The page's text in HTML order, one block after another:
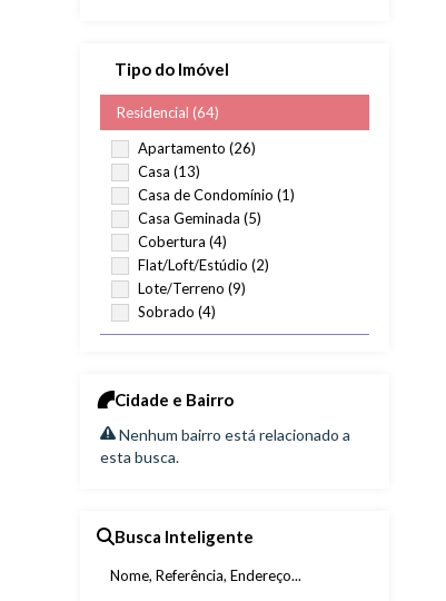
Tipo do Imóvel
Residencial (64)
Apartamento (26)
Casa (13)
Casa de Condomínio (1)
Casa Geminada (5)
Cobertura (4)
Flat/Loft/Estúdio (2)
Lote/Terreno (9)
Sobrado (4)
Prédio (3)
Cidade e Bairro
Nenhum bairro está relacionado a
esta busca.
Busca Inteligente